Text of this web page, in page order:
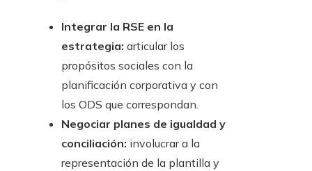
Integrar la RSE en la
estrategia: articular los
propósitos sociales con la
planificación corporativa y con
los ODS que correspondan.
Negociar planes de igualdad y
conciliación: involucrar a la
representación de la plantilla y